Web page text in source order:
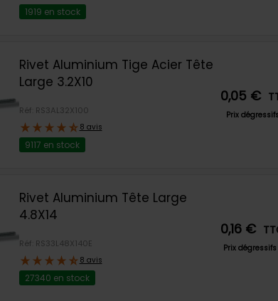
1919 en stock
Rivet Aluminium Tige Acier Tête
Large 3.2X10
Réf: RS3AL32X100
8 avis
9117 en stock
0,05 €
Prix
Rivet Aluminium Tête Large
4.8X14
Réf: RS33L48X140E
8 avis
27340 en stock
0,16 €
Prix